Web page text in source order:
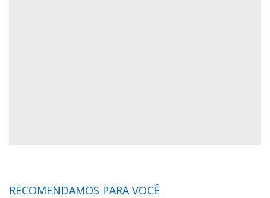
RECOMENDAMOS PARA VOCÊ